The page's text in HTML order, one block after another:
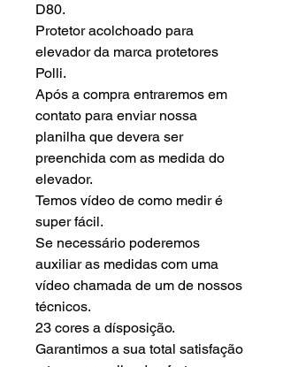
D80.
Protetor acolchoado para
elevador da marca protetores
Polli.
Após a compra entraremos em
contato para enviar nossa
planilha que devera ser
preenchida com as medida do
elevador.
Temos vídeo de como medir é
super fácil.
Se necessário poderemos
auxiliar as medidas com uma
vídeo chamada de um de nossos
técnicos.
23 cores a dísposição.
Garantimos a sua total satisfação